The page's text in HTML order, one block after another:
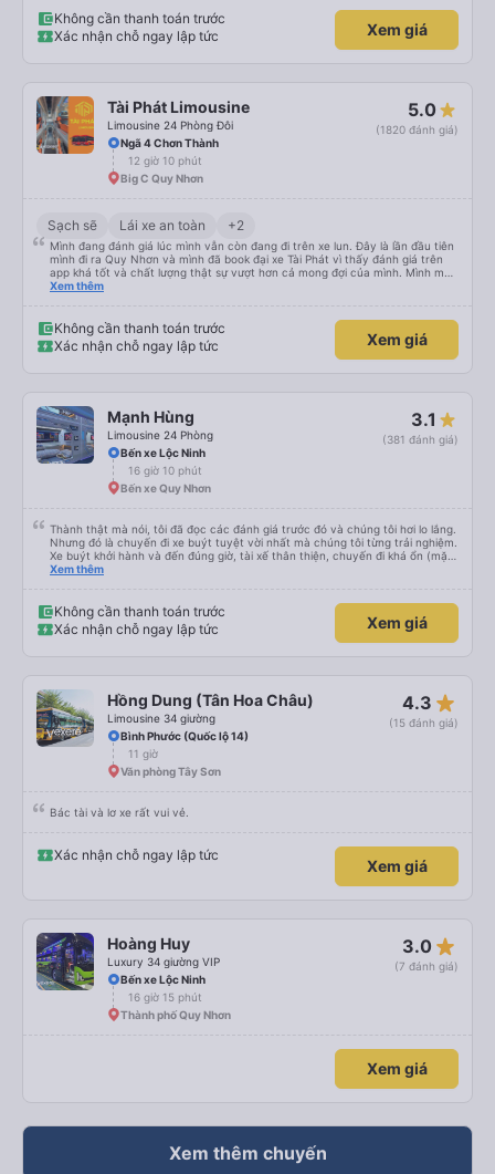
Không cần thanh toán trước
Xác nhận chỗ ngay lập tức
Xem giá
Tài Phát Limousine
Limousine 24 Phòng Đôi
5.0
(1820 đánh giá)
Ngã 4 Chơn Thành
12 giờ 10 phút
Big C Quy Nhơn
Sạch sẽ Lái xe an toàn +2
Mình đang đánh giá lúc mình vẫn còn đang đi trên xe lun. Đây là lần đầu tiên
mình đi ra Quy Nhơn và mình đã book đại xe Tài Phát vì thấy đánh giá trên
app khá tốt và chất lượng thật sự vượt hơn cả mong đợi của mình. Mình mua
giường đôi và vừa đủ cho 2 người. Nhân viên của nhà xe phải nói là siêu nhiệt
trung chuyển và lên xe lớn thì luôn hỗ trợ xách vali giùm tụi mình. Trên xe thì
có cả bánh và sữa miễn phí cho khách còn chuẩn bị cả thuốc say xe, dép,
mền, gối và đặc biệt là có gối ôm. Nchung là phải chấm nhà xe 10 sao mới
Xem thêm
Không cần thanh toán trước
Xác nhận chỗ ngay lập tức
Xem giá
Mạnh Hùng
Limousine 24 Phòng
3.1
(381 đánh giá)
Bến xe Lộc Ninh
16 giờ 10 phút
Bến xe Quy Nhơn
Thành thật mà nói, tôi đã đọc các đánh giá trước đó và chúng tôi hơi lo lắng.
Nhưng đó là chuyến đi xe buýt tuyệt vời nhất mà chúng tôi từng trải nghiệm.
Xe buýt khởi hành và đến đúng giờ, tài xế thân thiện, chuyến đi khá ổn (mặc
dù vẫn hơi xóc, nhưng đó là đặc trưng của Việt Nam ^^), và chỗ ngồi thoải
Xem thêm
Không cần thanh toán trước
Xác nhận chỗ ngay lập tức
Xem giá
Hồng Dung (Tân Hoa Châu)
Limousine 34 giường
4.3 star_rate
(15 đánh giá)
Bình Phước (Quốc lộ 14)
11 giờ
Văn phòng Tây Sơn
Bác tài và lơ xe rất vui vẻ.
Xác nhận chỗ ngay lập tức
Xem giá
Hoàng Huy
Luxury 34 giường VIP
3.0 star_rate
(7 đánh giá)
Bến xe Lộc Ninh
16 giờ 15 phút
Thành phố Quy Nhơn
Xem giá
Xem thêm chuyến